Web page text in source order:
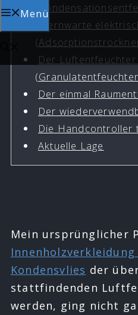
Menü
Sternwarte
Der
Der einmal
Der
Die Handcontroller
Aktuelle Lage
Mein ursprünglicher
Innenholzverkleidung
Kondensvlies der
stattfindenden
werden, ging nicht